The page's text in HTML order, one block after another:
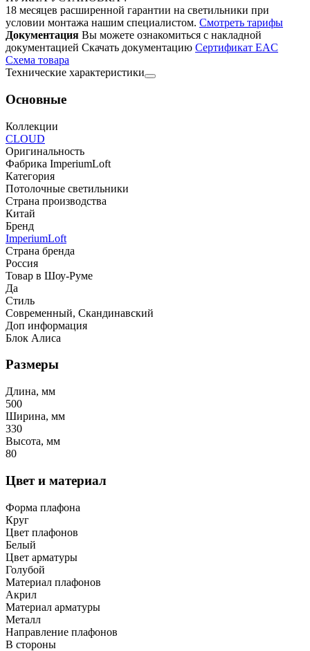
18 месяцев расширенной гарантии на светильники при
условии монтажа нашим специалистом. Смотреть тарифы
Документация Вы можете ознакомиться с накладной
документацией Скачать документацию Cертификат EAC
Cхема товара
Технические характеристики
Основные
Коллекции
CLOUD
Оригинальность
Фабрика ImperiumLoft
Категория
Потолочные светильники
Страна производства
Китай
Бренд
ImperiumLoft
Страна бренда
Россия
Товар в Шоу-Руме
Да
Стиль
Современный, Скандинавский
Доп информация
Блок Алиса
Размеры
Длина, мм
500
Ширина, мм
330
Высота, мм
80
Цвет и материал
Форма плафона
Круг
Цвет плафонов
Белый
Цвет арматуры
Голубой
Материал плафонов
Акрил
Материал арматуры
Металл
Направление плафонов
В стороны